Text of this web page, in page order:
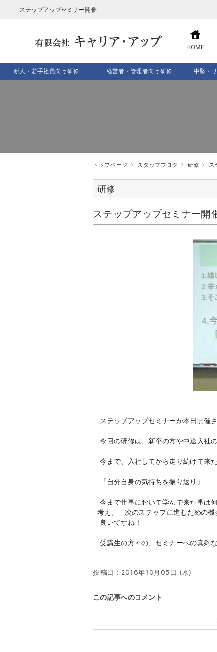
ステップアップセミナー開催
HOME
新人・若手社員向け研修 経営者・管理者向け研修 中堅・
トップページ スタッフブログ 研修 ス
研修
ステップアップセミナー開
ステップアップセミナーが本日開催
今回の研修は、新卒の方や中途入社
今まで、入社してから走り続けて来
『自分自身の気持ちを振り返り』
今まで仕事において学んで来た事は
考え、 次のステップに進むための機
良いですね！
受講生の方々の、セミナーへの真剣
投稿日： 2016年10月05日 (水)
この記事へのコメント